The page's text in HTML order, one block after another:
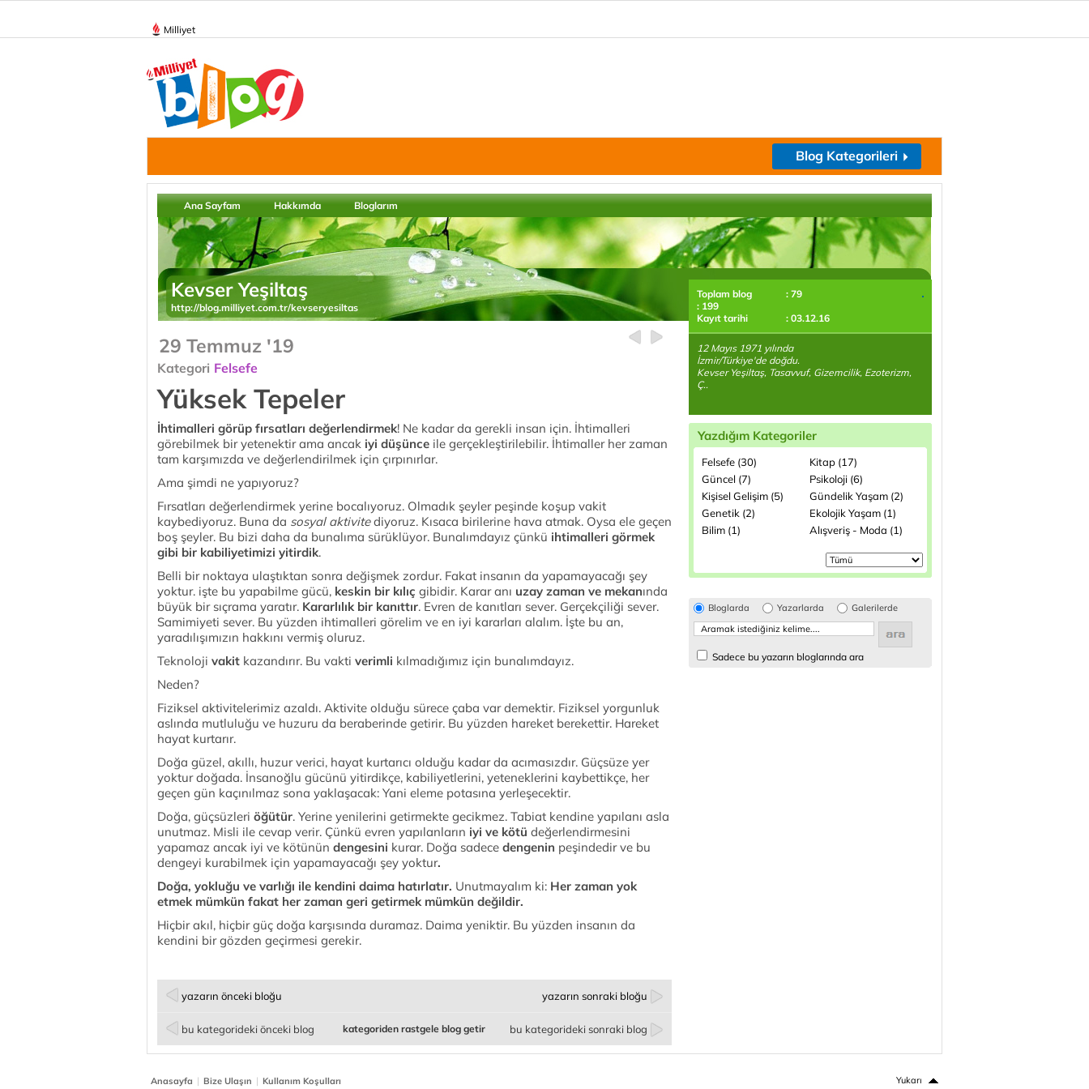
Milliyet
Blog Kategorileri
Ana Sayfam Hakkımda Bloglarım
Kevser Yeşiltaş
http://blog.milliyet.com.tr/kevseryesiltas
29 Temmuz '19
Kategori Felsefe
Yüksek Tepeler
İhtimalleri görüp fırsatları değerlendirmek! Ne kadar da gerekli insan için. İhtimalleri
görebilmek bir yetenektir ama ancak iyi düşünce ile gerçekleştirilebilir. İhtimaller her zaman
tam karşımızda ve değerlendirilmek için çırpınırlar.
Ama şimdi ne yapıyoruz?
Fırsatları değerlendirmek yerine bocalıyoruz. Olmadık şeyler peşinde koşup vakit
kaybediyoruz. Buna da sosyal aktivitediyoruz. Kısaca birilerine hava atmak. Oysa ele geçen
boş şeyler. Bu bizi daha da bunalıma sürüklüyor. Bunalımdayız çünkü ihtimalleri görmek
gibi bir kabiliyetimizi yitirdik.
Belli bir noktaya ulaştıktan sonra değişmek zordur. Fakat insanın da yapamayacağı şey
yoktur. işte bu yapabilme gücü, keskin bir kılıç gibidir. Karar anı uzay zaman ve mekanında
büyük bir sıçrama yaratır. Kararlılık bir kanıttır. Evren de kanıtları sever. Gerçekçiliği sever.
Samimiyeti sever. Bu yüzden ihtimalleri görelim ve en iyi kararları alalım. İşte bu an,
yaradılışımızın hakkını vermiş oluruz.
Teknoloji vakit kazandırır. Bu vakti verimli kılmadığımız için bunalımdayız.
Neden?
Fiziksel aktivitelerimiz azaldı. Aktivite olduğu sürece çaba var demektir. Fiziksel yorgunluk
aslında mutluluğu ve huzuru da beraberinde getirir. Bu yüzden hareket berekettir. Hareket
hayat kurtarır.
Doğa güzel, akıllı, huzur verici, hayat kurtarıcı olduğu kadar da acımasızdır. Güçsüze yer
yoktur doğada. İnsanoğlu gücünü yitirdikçe, kabiliyetlerini, yeteneklerini kaybettikçe, her
geçen gün kaçınılmaz sona yaklaşacak: Yani eleme potasına yerleşecektir.
Doğa, güçsüzleri öğütür. Yerine yenilerini getirmekte gecikmez. Tabiat kendine yapılanı asla
unutmaz. Misli ile cevap verir. Çünkü evren yapılanların iyi ve kötü değerlendirmesini
yapamaz ancak iyi ve kötünün dengesini kurar. Doğa sadece dengenin peşindedir ve bu
dengeyi kurabilmek için yapamayacağı şey yoktur.
Doğa, yokluğu ve varlığı ile kendini daima hatırlatır. Unutmayalım ki: Her zaman yok
etmek mümkün fakat her zaman geri getirmek mümkün değildir.
Hiçbir akıl, hiçbir güç doğa karşısında duramaz. Daima yeniktir. Bu yüzden insanın da
kendini bir gözden geçirmesi gerekir.
yazarın önceki bloğu yazarın sonraki bloğu
bu kategorideki önceki blog bu kategorideki sonraki blog
kategoriden rastgele blog getir
Toplam blog
: 79
: 199
Kayıt tarihi
: 03.12.16
12 Mayıs 1971 yılında
İzmir/Türkiye'de doğdu.
Kevser Yeşiltaş, Tasavvuf, Gizemcilik, Ezoterizm,
Ç..
Yazdığım Kategoriler
Felsefe (30)
Kitap (17)
Güncel (7)
Psikoloji (6)
Kişisel Gelişim (5)
Gündelik Yaşam (2)
Genetik (2)
Ekolojik Yaşam (1)
Bilim (1)
Alışveriş - Moda (1)
Bloglarda Yazarlarda Galerilerde
Sadece bu yazarın bloglarında ara
Anasayfa | Bize Ulaşın | Kullanım Koşulları Yukarı